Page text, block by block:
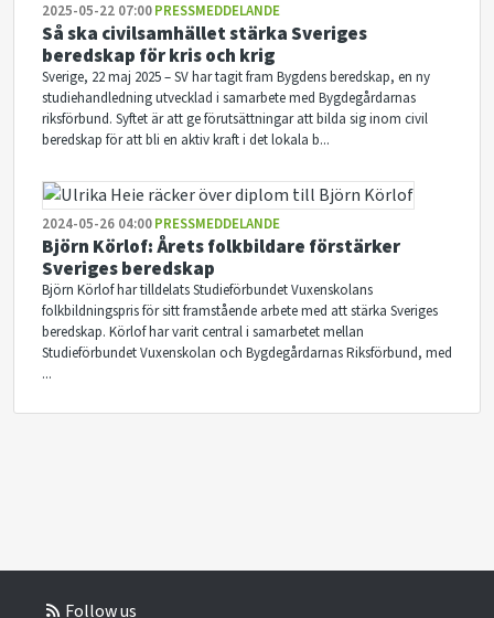
2025-05-22 07:00PRESSMEDDELANDE
Så ska civilsamhället stärka Sveriges
beredskap för kris och krig
Sverige, 22 maj 2025 – SV har tagit fram Bygdens beredskap, en ny
studiehandledning utvecklad i samarbete med Bygdegårdarnas
riksförbund. Syftet är att ge förutsättningar att bilda sig inom civil
beredskap för att bli en aktiv kraft i det lokala b...
2024-05-26 04:00PRESSMEDDELANDE
Björn Körlof: Årets folkbildare förstärker
Sveriges beredskap
Björn Körlof har tilldelats Studieförbundet Vuxenskolans
folkbildningspris för sitt framstående arbete med att stärka Sveriges
beredskap. Körlof har varit central i samarbetet mellan
Studieförbundet Vuxenskolan och Bygdegårdarnas Riksförbund, med
...
Follow us